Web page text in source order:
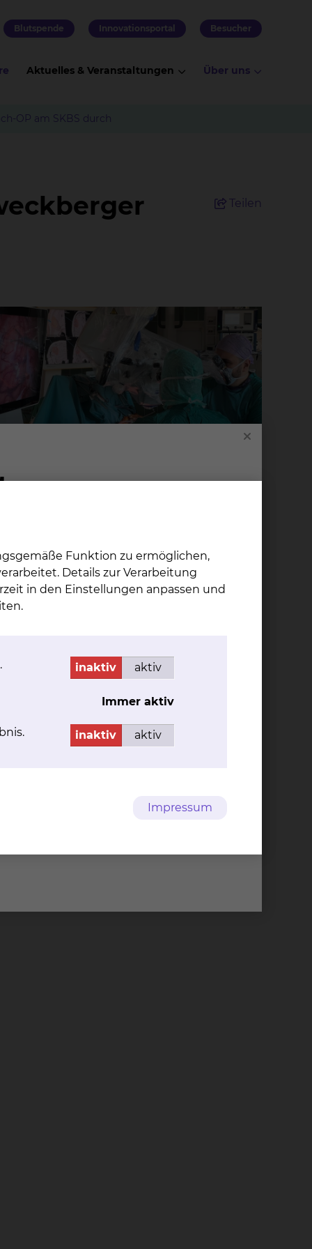
Blutspende Innovationsportal Besucher
Aktuelles & Veranstaltungen Über uns
OP am SKBS durch
Teilen
Funktion zu ermöglichen,
Details zur Verarbeitung
in den Einstellungen anpassen und
inaktiv aktiv
Immer aktiv
inaktiv aktiv
Impressum